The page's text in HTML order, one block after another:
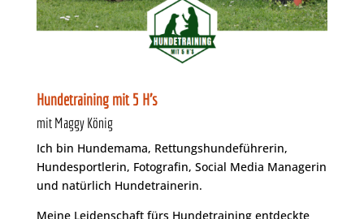
Hundetraining mit 5 H’s
mit Maggy König
Ich bin Hundemama, Rettungshundeführerin,
Hundesportlerin, Fotografin, Social Media Managerin
und natürlich Hundetrainerin.
Meine Leidenschaft fürs Hundetraining entdeckte